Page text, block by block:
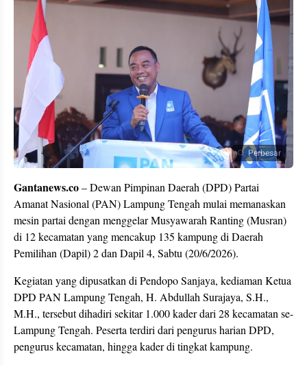
Perbesar
Gantanews.co– Dewan Pimpinan Daerah (DPD) Partai
Amanat Nasional (PAN) Lampung Tengah mulai memanaskan
mesin partai dengan menggelar Musyawarah Ranting (Musran)
di 12 kecamatan yang mencakup 135 kampung di Daerah
Pemilihan (Dapil) 2 dan Dapil 4, Sabtu (20/6/2026).
Kegiatan yang dipusatkan di Pendopo Sanjaya, kediaman Ketua
DPD PAN Lampung Tengah, H. Abdullah Surajaya, S.H.,
M.H., tersebut dihadiri sekitar 1.000 kader dari 28 kecamatan se-
Lampung Tengah. Peserta terdiri dari pengurus harian DPD,
pengurus kecamatan, hingga kader di tingkat kampung.